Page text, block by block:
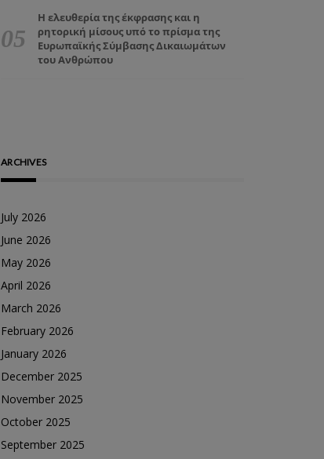
Η ελευθερία της έκφρασης και η
ρητορική μίσους υπό το πρίσμα της
Ευρωπαϊκής Σύμβασης Δικαιωμάτων
του Ανθρώπου
ARCHIVES
July 2026
June 2026
May 2026
April 2026
March 2026
February 2026
January 2026
December 2025
November 2025
October 2025
September 2025